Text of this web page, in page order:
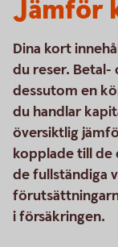
Jämför
Dina kort
du reser.
dessutom en
du handlar
översiktlig
kopplade till de
de fullständiga
i försäkringen.